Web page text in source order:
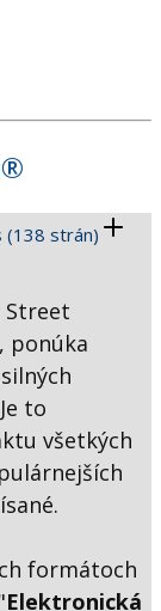
(138 strán)
Street
ponúka
to
všetkých
formátoch
Elektronická